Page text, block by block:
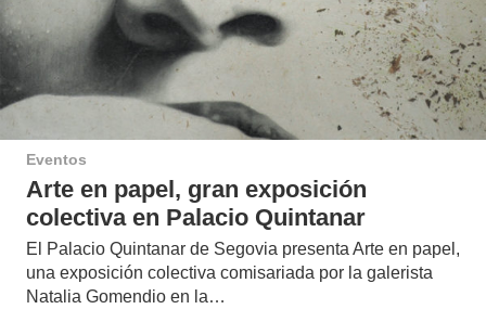
Eventos
Arte en papel, gran exposición
colectiva en Palacio Quintanar
El Palacio Quintanar de Segovia presenta Arte en papel,
una exposición colectiva comisariada por la galerista
Natalia Gomendio en la…